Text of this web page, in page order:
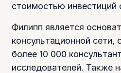
стоимостью
Филипп является
консультационной
более 10 000
исследователей. Также